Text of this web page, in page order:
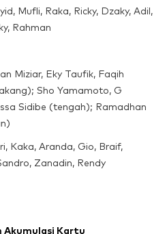
Mufli, Raka, Ricky, Dzaky, Adil,
Rahman
Miziar, Eky Taufik, Faqih
Sho Yamamoto, G
Sidibe (tengah); Ramadhan
Kaka, Aranda, Gio, Braif,
Zanadin, Rendy
Akumulasi Kartu